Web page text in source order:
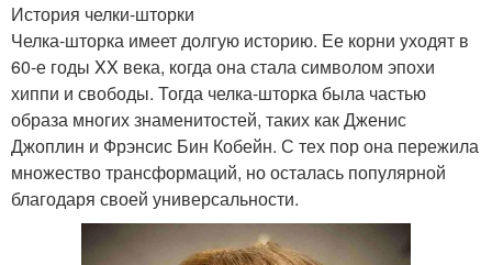
История челки-шторки
Челка-шторка имеет долгую историю. Ее корни уходят в
60-е годы XX века, когда она стала символом эпохи
хиппи и свободы. Тогда челка-шторка была частью
образа многих знаменитостей, таких как Дженис
Джоплин и Фрэнсис Бин Кобейн. С тех пор она пережила
множество трансформаций, но осталась популярной
благодаря своей универсальности.